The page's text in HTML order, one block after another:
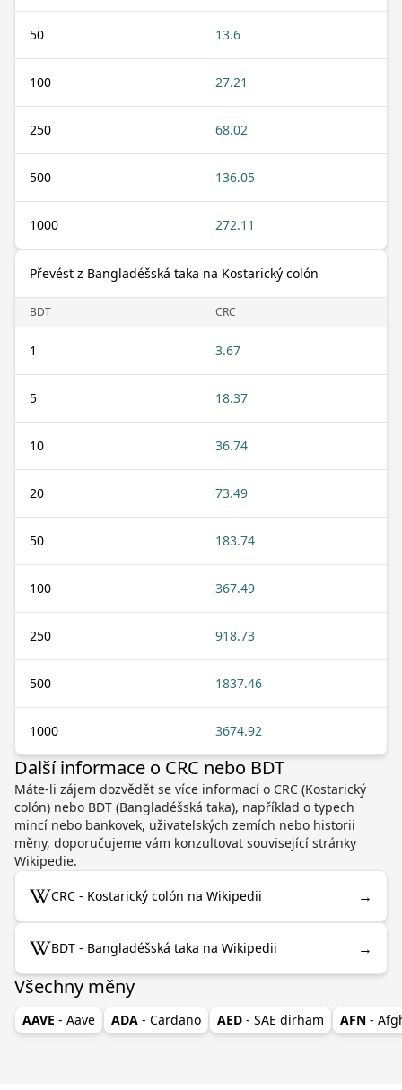
50 13.6
100 27.21
250 68.02
500 136.05
1000 272.11
Převést z Bangladéšská taka na Kostarický colón
BDT CRC
1 3.67
5 18.37
10 36.74
20 73.49
50 183.74
100 367.49
250 918.73
500 1837.46
1000 3674.92
Další informace o CRC nebo BDT
Máte-li zájem dozvědět se více informací o CRC (Kostarický
colón) nebo BDT (Bangladéšská taka), například o typech
mincí nebo bankovek, uživatelských zemích nebo historii
měny, doporučujeme vám konzultovat související stránky
Wikipedie.
CRC - Kostarický colón na Wikipedii →
BDT - Bangladéšská taka na Wikipedii →
Všechny měny
AAVE - Aave ADA - Cardano AED - SAE dirham AFN -